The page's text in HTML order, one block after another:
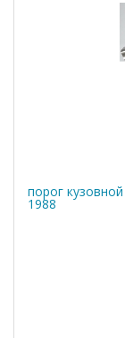
порог
1988